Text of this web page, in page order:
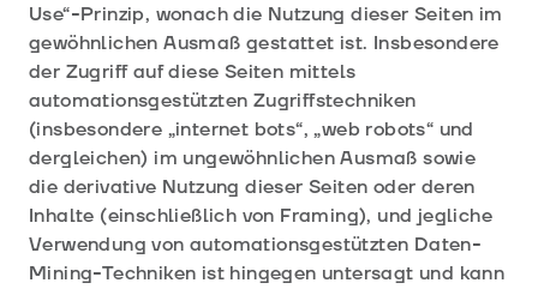
Use“-Prinzip, wonach die Nutzung dieser Seiten im
gewöhnlichen Ausmaß gestattet ist. Insbesondere
der Zugriff auf diese Seiten mittels
automationsgestützten Zugriffstechniken
(insbesondere „internet bots“, „web robots“ und
dergleichen) im ungewöhnlichen Ausmaß sowie
die derivative Nutzung dieser Seiten oder deren
Inhalte (einschließlich von Framing), und jegliche
Verwendung von automationsgestützten Daten-
Mining-Techniken ist hingegen untersagt und kann